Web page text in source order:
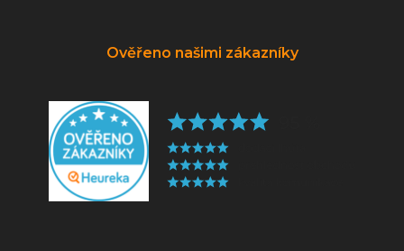
Ověřeno našimi zákazníky